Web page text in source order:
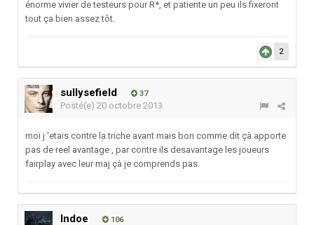
énorme vivier de testeurs pour R*, et patiente un peu ils fixeront
tout ça bien assez tôt.
2
sullysefield 37
Posté(e) 20 octobre 2013
moi j 'etais contre la triche avant mais bon comme dit çà apporte
pas de reel avantage , par contre ils desavantage les joueurs
fairplay avec leur maj çà je comprends pas.
Indoe 106